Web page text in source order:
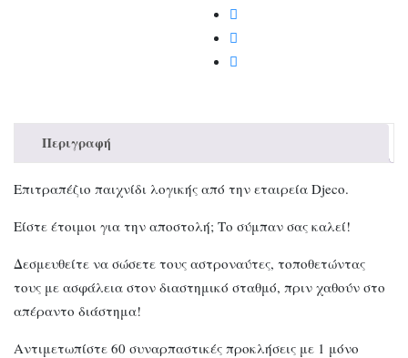
Περιγραφή
Επιτραπέζιο παιχνίδι λογικής από την εταιρεία Djeco.
Είστε έτοιμοι για την αποστολή; Το σύμπαν σας καλεί!
Δεσμευθείτε να σώσετε τους αστροναύτες, τοποθετώντας
τους με ασφάλεια στον διαστημικό σταθμό, πριν χαθούν στο
απέραντο διάστημα!
Αντιμετωπίστε 60 συναρπαστικές προκλήσεις με 1 μόνο